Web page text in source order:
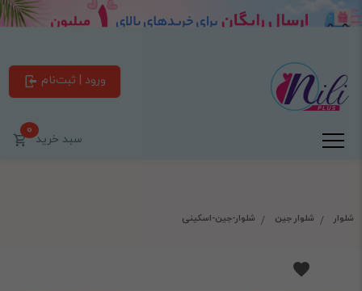
ورود | ثبت‌نام
سبد خرید0
شلوار شلوار جین شلوار-جین-اسکینی